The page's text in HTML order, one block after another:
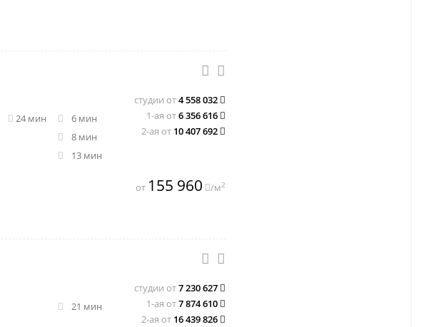
24 мин
6 мин
8 мин
13 мин
студии от4 558 032
1-ая от6 356 616
2-ая от 10 407 692
от 155 960 /м2
21 мин
студии от7 230 627
1-ая от7 874 610
2-ая от 16 439 826